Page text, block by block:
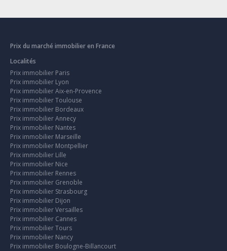
Prix du marché immobilier en France
Localités
Prix immobilier Paris
Prix immobilier Lyon
Prix immobilier Aix-en-Provence
Prix immobilier Toulouse
Prix immobilier Bordeaux
Prix immobilier Annecy
Prix immobilier Nantes
Prix immobilier Marseille
Prix immobilier Montpellier
Prix immobilier Lille
Prix immobilier Nice
Prix immobilier Rennes
Prix immobilier Grenoble
Prix immobilier Strasbourg
Prix immobilier Dijon
Prix immobilier Versailles
Prix immobilier Cannes
Prix immobilier Tours
Prix immobilier Nancy
Prix immobilier Boulogne-Billancourt